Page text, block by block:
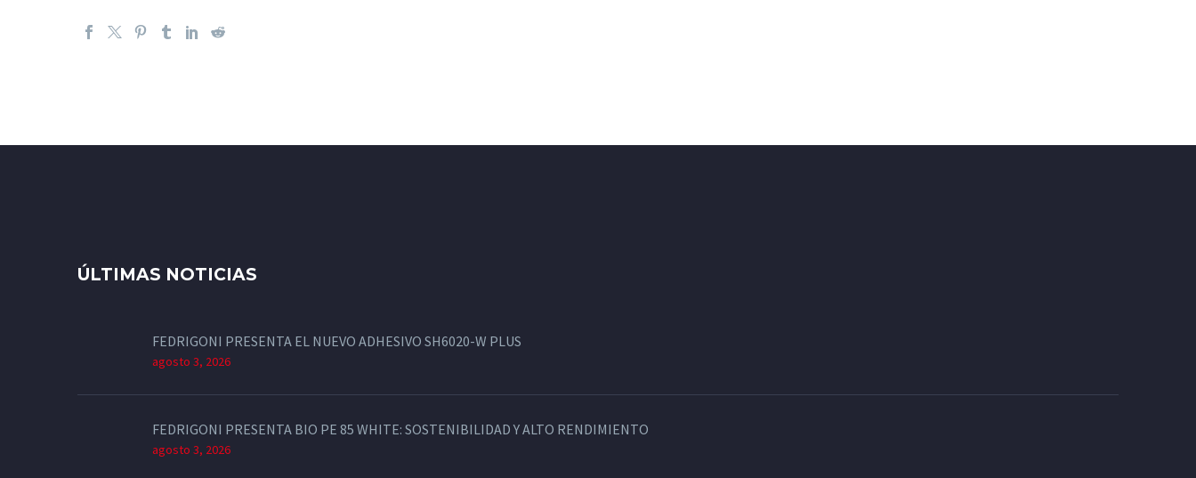
ÚLTIMAS NOTICIAS
FEDRIGONI PRESENTA EL NUEVO ADHESIVO SH6020-W PLUS
agosto 3, 2026
FEDRIGONI PRESENTA BIO PE 85 WHITE: SOSTENIBILIDAD Y ALTO RENDIMIENTO
agosto 3, 2026